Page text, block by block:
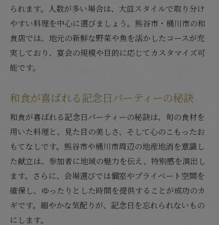
られます。人数が多い場合は、大皿スタイルで取り分け
やすい料理を中心に選びましょう。熊谷市・桶川市の和
食店では、地元の新鮮な野菜や魚を活かしたコースが充
実しており、宴会の規模や目的に応じてカスタマイズ可
能です。
和食が喜ばれる記念日パーティーの秘訣
和食が喜ばれる記念日パーティーの秘訣は、旬の食材を
用いた料理と、見た目の美しさ、そして心のこもったお
もてなしです。熊谷市や桶川市周辺の地産地消を意識し
た献立は、参加者に地域の魅力を伝え、特別感を演出し
ます。さらに、会場選びでは個室やプライベート空間を
確保し、ゆったりとした時間を提供することが成功のカ
ギです。細やかな気配りが、記念日を忘れられないもの
にします。